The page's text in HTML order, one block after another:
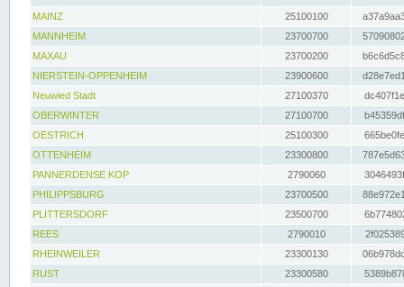
MAINZ
25100100
MANNHEIM
23700700
MAXAU
23700200
NIERSTEIN-OPPENHEIM
23900600
Neuwied Stadt
27100370
OBERWINTER
27100700
OESTRICH
25100300
OTTENHEIM
23300800
PANNERDENSE KOP
2790060
PHILIPPSBURG
23700500
PLITTERSDORF
23500700
REES
2790010
RHEINWEILER
23300130
RUST
23300580